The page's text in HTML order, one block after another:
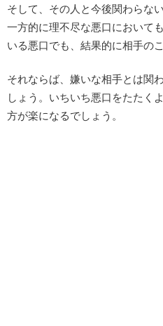
そして、その人と今後関わらな
一方的に理不尽な悪口において
いる悪口でも、結果的に相手の
それならば、嫌いな相手とは関
しょう。いちいち悪口をたたく
方が楽になるでしょう。